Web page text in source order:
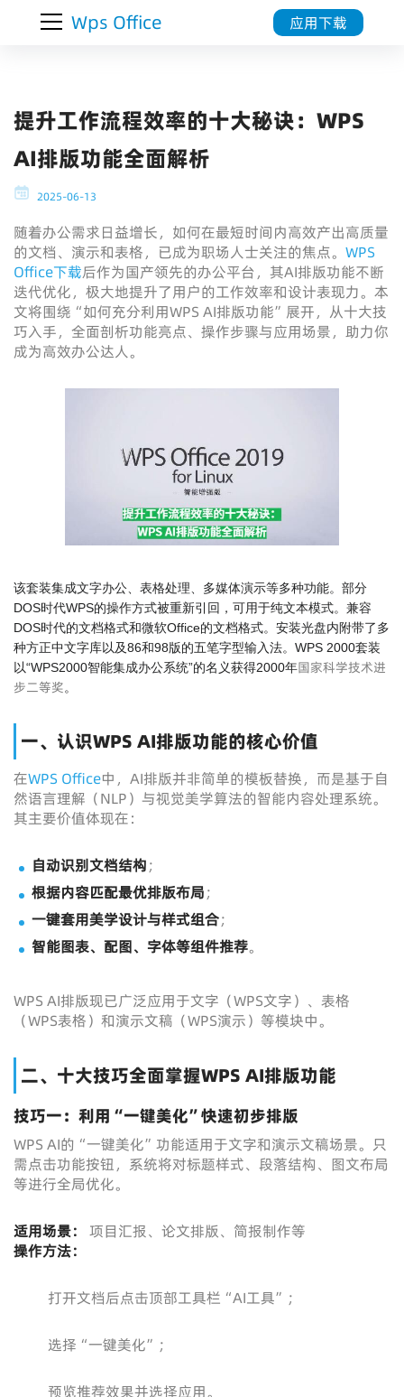
Wps Office 应用下载
提升工作流程效率的十大秘诀：WPS
AI排版功能全面解析
2025-06-13
随着办公需求日益增长，如何在最短时间内高效产出高质量
的文档、演示和表格，已成为职场人士关注的焦点。 WPS
Office下载后作为国产领先的办公平台，其AI排版功能不断
迭代优化，极大地提升了用户的工作效率和设计表现力。本
文将围绕“如何充分利用WPS AI排版功能”展开，从十大技
巧入手，全面剖析功能亮点、操作步骤与应用场景，助力你
成为高效办公达人。
该套装集成文字办公、表格处理、多媒体演示等多种功能。部分
DOS时代WPS的操作方式被重新引回，可用于纯文本模式。兼容
DOS时代的文档格式和微软Office的文档格式。安装光盘内附带了多
种方正中文字库以及86和98版的五笔字型输入法。WPS 2000套装
以“WPS2000智能集成办公系统”的名义获得2000年国家科学技术进
步二等奖。
一、认识WPS AI排版功能的核心价值
在WPS Office中，AI排版并非简单的模板替换，而是基于自
然语言理解（NLP）与视觉美学算法的智能内容处理系统。
其主要价值体现在：
自动识别文档结构；
根据内容匹配最优排版布局；
一键套用美学设计与样式组合；
智能图表、配图、字体等组件推荐。
WPS AI排版现已广泛应用于文字（WPS文字）、表格
（WPS表格）和演示文稿（WPS演示）等模块中。
二、十大技巧全面掌握WPS AI排版功能
技巧一：利用“一键美化”快速初步排版
WPS AI的“一键美化”功能适用于文字和演示文稿场景。只
需点击功能按钮，系统将对标题样式、段落结构、图文布局
等进行全局优化。
适用场景：
项目汇报、论文排版、简报制作等
操作方法：
打开文档后点击顶部工具栏“AI工具”；
选择“一键美化”；
预览推荐效果并选择应用。